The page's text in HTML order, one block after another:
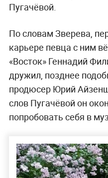
Пугачёвой.
По словам Зверева,
карьере певца с ним
«Восток» Геннадий
дружил, позднее
продюсер Юрий
слов Пугачёвой он
попробовать себя в